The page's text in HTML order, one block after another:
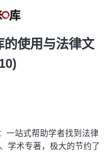
使用与法律文
一站式帮助学者找到法律
学术专著，极大的节约了